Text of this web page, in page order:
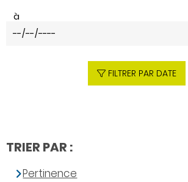
à
FILTRER PAR DATE
TRIER PAR :
Pertinence